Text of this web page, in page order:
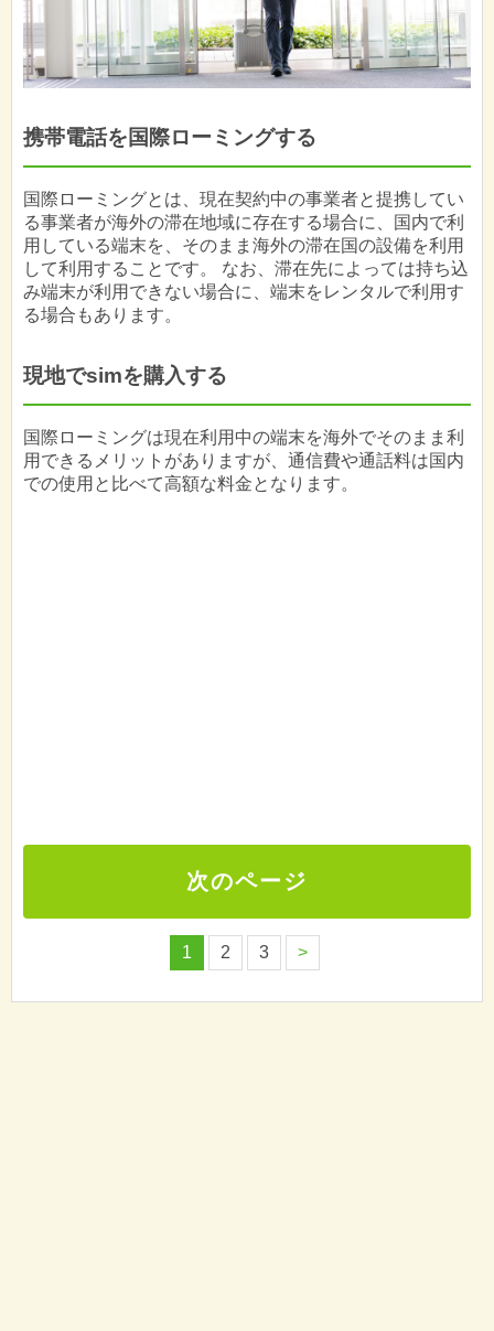
携帯電話を国際ローミングする
国際ローミングとは、現在契約中の事業者と提携してい
る事業者が海外の滞在地域に存在する場合に、国内で利
用している端末を、そのまま海外の滞在国の設備を利用
して利用することです。 なお、滞在先によっては持ち込
み端末が利用できない場合に、端末をレンタルで利用す
る場合もあります。
現地でsimを購入する
国際ローミングは現在利用中の端末を海外でそのまま利
用できるメリットがありますが、通信費や通話料は国内
での使用と比べて高額な料金となります。
次のページ
1 2 3 >